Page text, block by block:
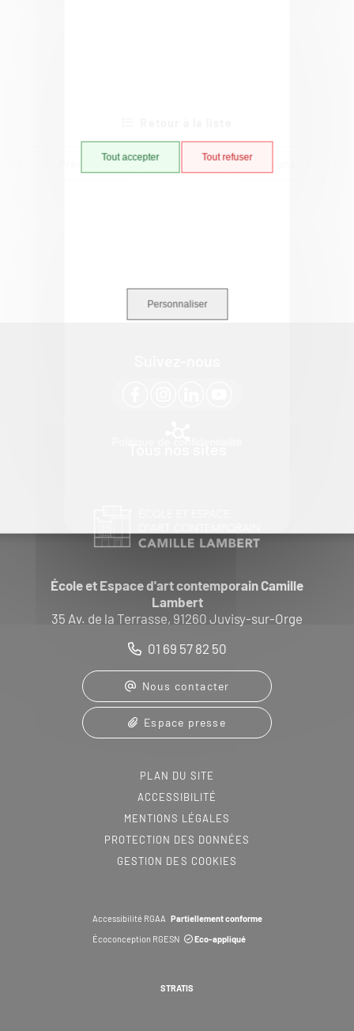
Tout accepter Tout refuser
Personnaliser
Précédent
École et Espace d'art contemporain Camille
Lambert
35 Av. de la Terrasse, 91260 Juvisy-sur-Orge
01 69 57 82 50
Nous contacter
Espace presse
PLAN DU SITE
ACCESSIBILITÉ
MENTIONS LÉGALES
PROTECTION DES DONNÉES
GESTION DES COOKIES
Accessibilité RGAA Partiellement conforme
Écoconception RGESN
Eco-appliqué
STRATIS